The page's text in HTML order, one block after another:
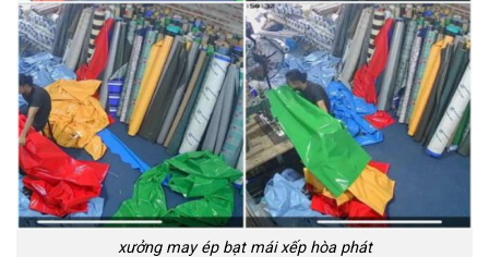
xưởng may ép bạt mái xếp hòa phát